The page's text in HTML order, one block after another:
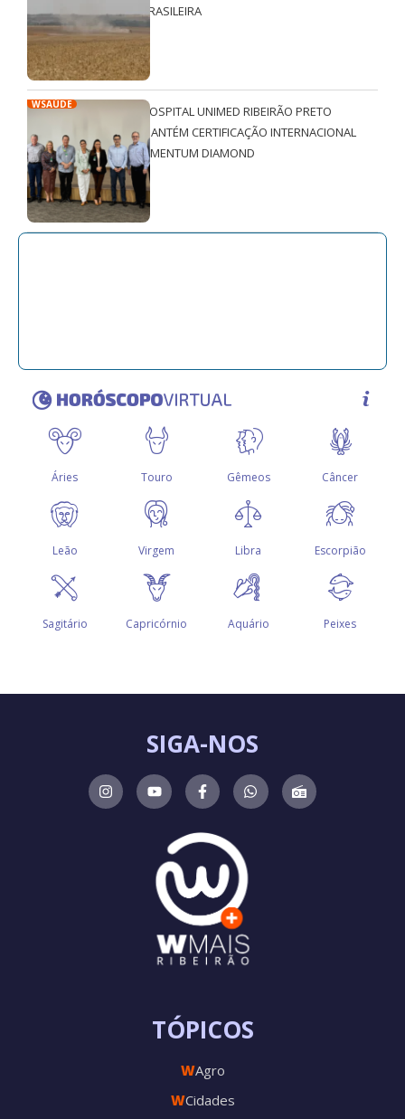
BRASILEIRA
WSAÚDE
HOSPITAL UNIMED RIBEIRÃO PRETO
MANTÉM CERTIFICAÇÃO INTERNACIONAL
QMENTUM DIAMOND
TÓPICOS
WAgro
WCidades
SIGA-NOS